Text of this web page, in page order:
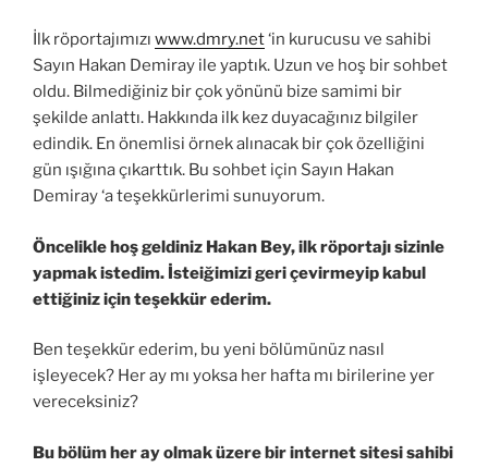
İlk röportajımızı www.dmry.net‘in kurucusu ve sahibi
Sayın Hakan Demiray ile yaptık. Uzun ve hoş bir sohbet
oldu. Bilmediğiniz bir çok yönünü bize samimi bir
şekilde anlattı. Hakkında ilk kez duyacağınız bilgiler
edindik. En önemlisi örnek alınacak bir çok özelliğini
gün ışığına çıkarttık. Bu sohbet için Sayın Hakan
Demiray ‘a teşekkürlerimi sunuyorum.
Öncelikle hoş geldiniz Hakan Bey, ilk röportajı sizinle
yapmak istedim. İsteiğimizi geri çevirmeyip kabul
ettiğiniz için teşekkür ederim.
Ben teşekkür ederim, bu yeni bölümünüz nasıl
işleyecek? Her ay mı yoksa her hafta mı birilerine yer
vereceksiniz?
Bu bölüm her ay olmak üzere bir internet sitesi sahibi